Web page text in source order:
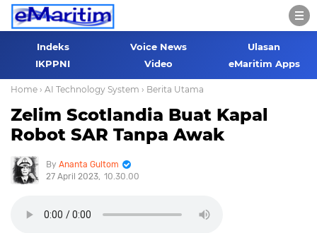
Indeks Voice News
Ulasan
IKPPNI
Video eMaritim Apps
Home › AI Technology System › Berita Utama
Zelim Scotlandia Buat Kapal
Robot SAR Tanpa Awak
Ananta Gultom
27 April 2023 10.30.00